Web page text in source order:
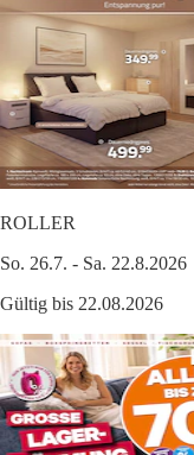
ROLLER
So. 26.7. - Sa. 22.8.2026
Gültig bis 22.08.2026